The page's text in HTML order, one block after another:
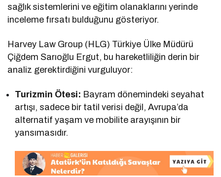
sağlık sistemlerini ve eğitim olanaklarını yerinde
inceleme fırsatı bulduğunu gösteriyor.
Harvey Law Group (HLG) Türkiye Ülke Müdürü
Çiğdem Sarıoğlu Ergut, bu hareketliliğin derin bir
analiz gerektirdiğini vurguluyor:
Turizmin Ötesi: Bayram dönemindeki seyahat
artışı, sadece bir tatil verisi değil, Avrupa’da
alternatif yaşam ve mobilite arayışının bir
yansımasıdır.